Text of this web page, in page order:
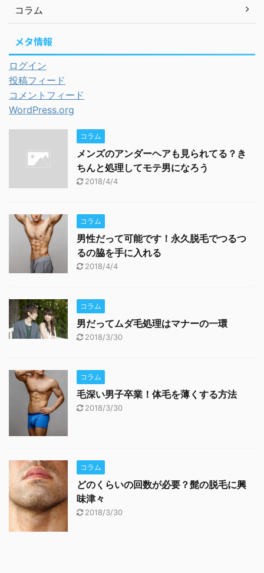
コラム
メタ情報
ログイン
投稿フィード
コメントフィード
WordPress.org
コラム
メンズのアンダーヘアも見られてる？き
ちんと処理してモテ男になろう
2018/4/4
コラム
男性だって可能です！永久脱毛でつるつ
るの脇を手に入れる
2018/4/4
コラム
男だってムダ毛処理はマナーの一環
2018/3/30
コラム
毛深い男子卒業！体毛を薄くする方法
2018/3/30
コラム
どのくらいの回数が必要？髭の脱毛に興
味津々
2018/3/30